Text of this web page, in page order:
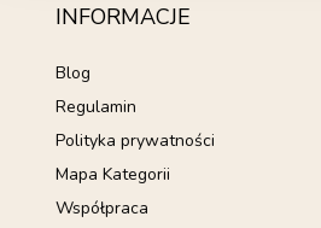
INFORMACJE
Blog
Regulamin
Polityka prywatności
Mapa Kategorii
Współpraca